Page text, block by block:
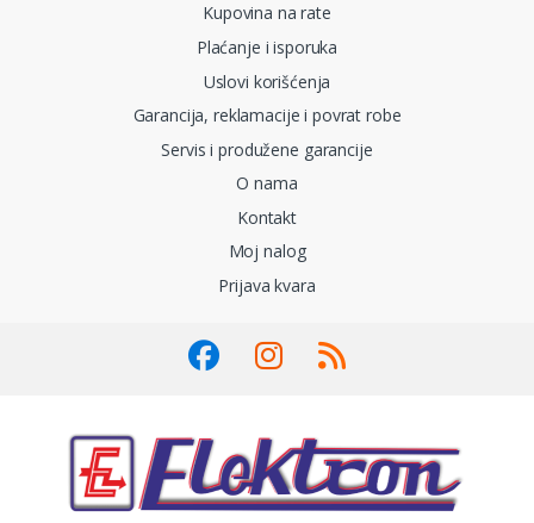
Kupovina na rate
Plaćanje i isporuka
Uslovi korišćenja
Garancija, reklamacije i povrat robe
Servis i produžene garancije
O nama
Kontakt
Moj nalog
Prijava kvara